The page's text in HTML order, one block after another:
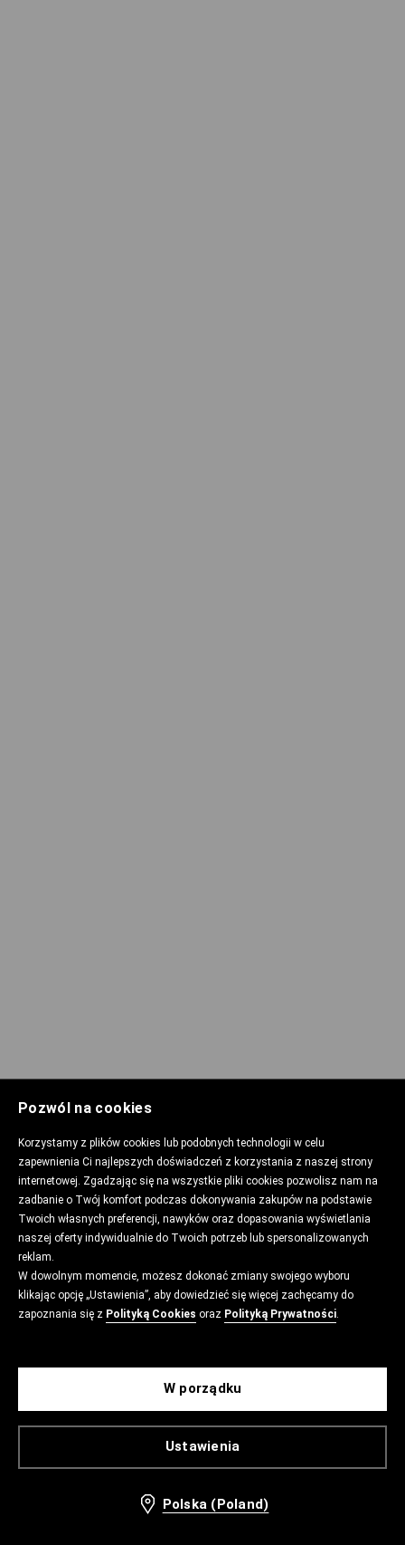
Pozwól na cookies
Korzystamy z plików cookies lub podobnych technologii w celu
zapewnienia Ci najlepszych doświadczeń z korzystania z naszej strony
internetowej. Zgadzając się na wszystkie pliki cookies pozwolisz nam na
zadbanie o Twój komfort podczas dokonywania zakupów na podstawie
Twoich własnych preferencji, nawyków oraz dopasowania wyświetlania
naszej oferty indywidualnie do Twoich potrzeb lub spersonalizowanych
reklam.
W dowolnym momencie, możesz dokonać zmiany swojego wyboru
klikając opcję „Ustawienia”, aby dowiedzieć się więcej zachęcamy do
zapoznania się z Polityką Cookies oraz Polityką Prywatności.
Ustawienia
W porządku
Polska (Poland)